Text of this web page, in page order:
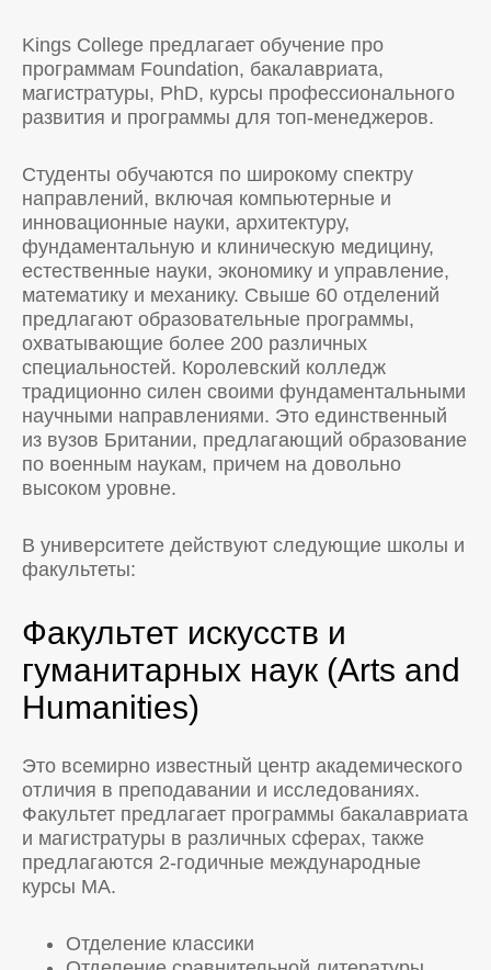
Kings College предлагает обучение про
программам Foundation, бакалавриата,
магистратуры, PhD, курсы профессионального
развития и программы для топ-менеджеров.
Студенты обучаются по широкому спектру
направлений, включая компьютерные и
инновационные науки, архитектуру,
фундаментальную и клиническую медицину,
естественные науки, экономику и управление,
математику и механику. Свыше 60 отделений
предлагают образовательные программы,
охватывающие более 200 различных
специальностей. Королевский колледж
традиционно силен своими фундаментальными
научными направлениями. Это единственный
из вузов Британии, предлагающий образование
по военным наукам, причем на довольно
высоком уровне.
В университете действуют следующие школы и
факультеты:
Факультет искусств и
гуманитарных наук (Arts and
Humanities)
Это всемирно известный центр академического
отличия в преподавании и исследованиях.
Факультет предлагает программы бакалавриата
и магистратуры в различных сферах, также
предлагаются 2-годичные международные
курсы MA.
Отделение классики